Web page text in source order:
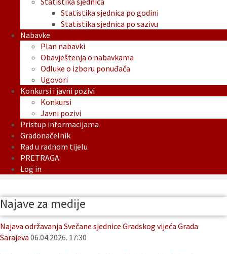
Statistika sjednica po godini
Statistika sjednica po sazivu
Nabavke
Plan nabavki
Obavještenja o nabavkama
Odluke o izboru ponuđača
Ugovori
Konkursi i javni pozivi
Konkursi
Javni pozivi
Pristup informacijama
Gradonačelnik
Rad u radnom tijelu
PRETRAGA
Log in
Najave za medije
Najava održavanja Svečane sjednice Gradskog vijeća Grada
Sarajeva 06.04.2026. 17:30